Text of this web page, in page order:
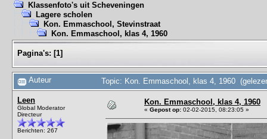
Klassenfoto's uit Scheveningen
Lagere scholen
Kon. Emmaschool, Stevinstraat
Kon. Emmaschool, klas 4, 1960
Pagina's: [1]
Auteur Topic: Kon. Emmaschool, klas 4, 1960
Leen
Global Moderator
Directeur
Berichten: 267
Kon. Emmaschool, klas 4, 1960
« Gepost op: 02-02-2015, 08:23:05 »